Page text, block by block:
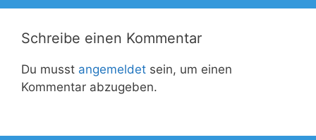
Schreibe einen Kommentar
Du musst angemeldet sein, um einen
Kommentar abzugeben.